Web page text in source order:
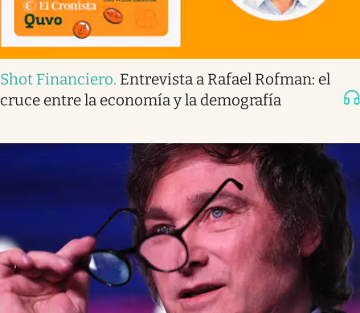
Shot Financiero. Entrevista a Rafael Rofman: el
cruce entre la economía y la demografía